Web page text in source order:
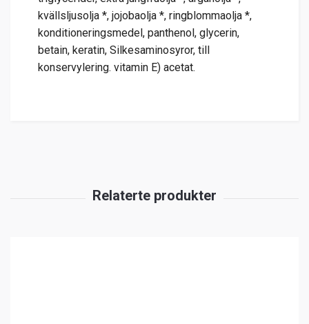
kvällsljusolja *, jojobaolja *, ringblommaolja *,
konditioneringsmedel, panthenol, glycerin,
betain, keratin, Silkesaminosyror, till
konservylering. vitamin E) acetat.